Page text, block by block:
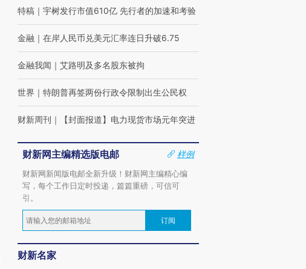
特稿 ｜ 宇树发行市值610亿 先行者的加速和考验
金融 ｜ 在岸人民币兑美元汇率连日升破6.75
金融我闻 ｜ 艾路明及多名股东被拘
世界 ｜ 特朗普再签两份行政令限制出生公民权
财新周刊 ｜ 【封面报道】电力现货市场元年突进
财新网主编精选版电邮
样例
财新网新闻版电邮全新升级！财新网主编精心编
写，每个工作日定时投递，篇篇重磅，可信可
引。
订阅
财新名家